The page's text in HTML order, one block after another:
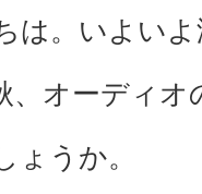
は。いよい
、オーディ
うか。